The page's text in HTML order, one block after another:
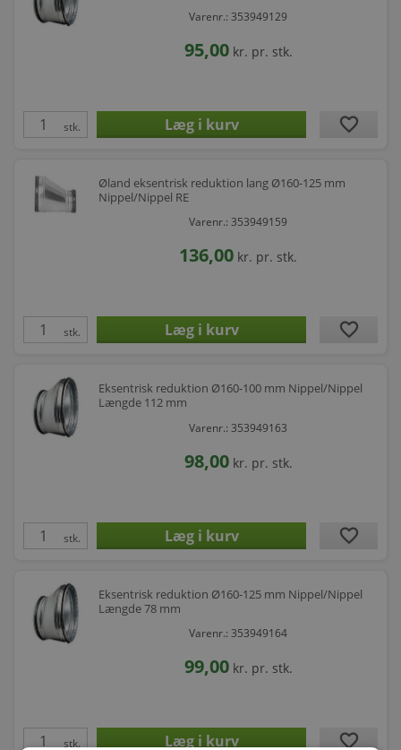
Varenr.: 353949129
95,00 kr. pr. stk.
stk. favorite
Øland eksentrisk reduktion lang Ø160-125 mm
Nippel/Nippel RE
Varenr.: 353949159
136,00 kr. pr. stk.
stk. favorite
Eksentrisk reduktion Ø160-100 mm Nippel/Nippel
Længde 112 mm
Varenr.: 353949163
98,00 kr. pr. stk.
stk. favorite
Eksentrisk reduktion Ø160-125 mm Nippel/Nippel
Længde 78 mm
Varenr.: 353949164
99,00 kr. pr. stk.
stk. favorite